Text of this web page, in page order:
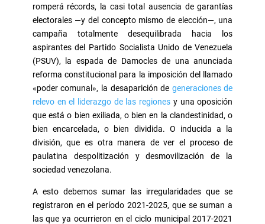
romperá récords, la casi total ausencia de garantías
electorales —y del concepto mismo de elección—, una
campaña totalmente desequilibrada hacia los
aspirantes del Partido Socialista Unido de Venezuela
(PSUV), la espada de Damocles de una anunciada
reforma constitucional para la imposición del llamado
«poder comunal», la desaparición de generaciones de
relevo en el liderazgo de las regiones y una oposición
que está o bien exiliada, o bien en la clandestinidad, o
bien encarcelada, o bien dividida. O inducida a la
división, que es otra manera de ver el proceso de
paulatina despolitización y desmovilización de la
sociedad venezolana.
A esto debemos sumar las irregularidades que se
registraron en el período 2021-2025, que se suman a
las que ya ocurrieron en el ciclo municipal 2017-2021